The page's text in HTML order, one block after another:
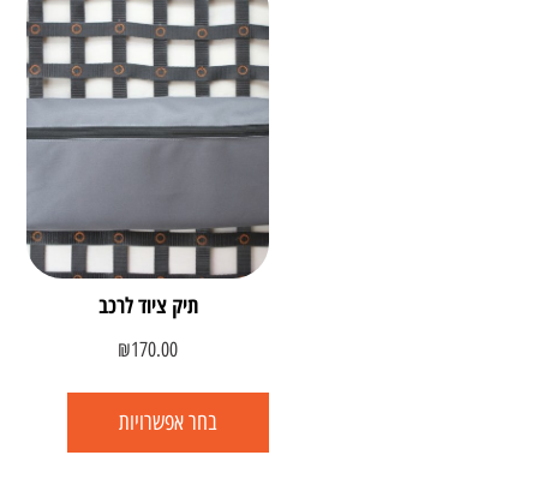
תיק ציוד לרכב
₪170.00
בחר אפשרויות